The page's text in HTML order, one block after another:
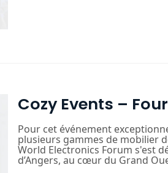
Cozy Events –
Pour cet événement
plusieurs gammes de mobilier
World Electronics Forum s'est
d’Angers, au cœur du Grand